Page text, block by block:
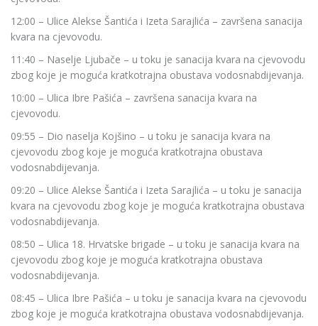
12:00 – Ulice Alekse Šantića i Izeta Sarajlića – završena sanacija
kvara na cjevovodu.
11:40 – Naselje Ljubače – u toku je sanacija kvara na cjevovodu
zbog koje je moguća kratkotrajna obustava vodosnabdijevanja.
10:00 – Ulica Ibre Pašića – završena sanacija kvara na
cjevovodu.
09:55 – Dio naselja Kojšino – u toku je sanacija kvara na
cjevovodu zbog koje je moguća kratkotrajna obustava
vodosnabdijevanja.
09:20 – Ulice Alekse Šantića i Izeta Sarajlića – u toku je sanacija
kvara na cjevovodu zbog koje je moguća kratkotrajna obustava
vodosnabdijevanja.
08:50 – Ulica 18. Hrvatske brigade – u toku je sanacija kvara na
cjevovodu zbog koje je moguća kratkotrajna obustava
vodosnabdijevanja.
08:45 – Ulica Ibre Pašića – u toku je sanacija kvara na cjevovodu
zbog koje je moguća kratkotrajna obustava vodosnabdijevanja.